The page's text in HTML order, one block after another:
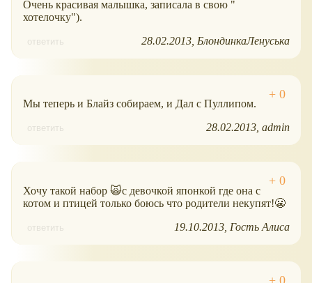
Очень красивая малышка, записала в свою "
хотелочку").
ответить 28.02.2013 БлондинкаЛенуська
Мы теперь и Блайз собираем, и Дал с Пуллипом.
ответить 28.02.2013 admin
Хочу такой набор 🙀с девочкой японкой где она с
котом и птицей только боюсь что родители некупят!😬
ответить 19.10.2013 Гость Алиса